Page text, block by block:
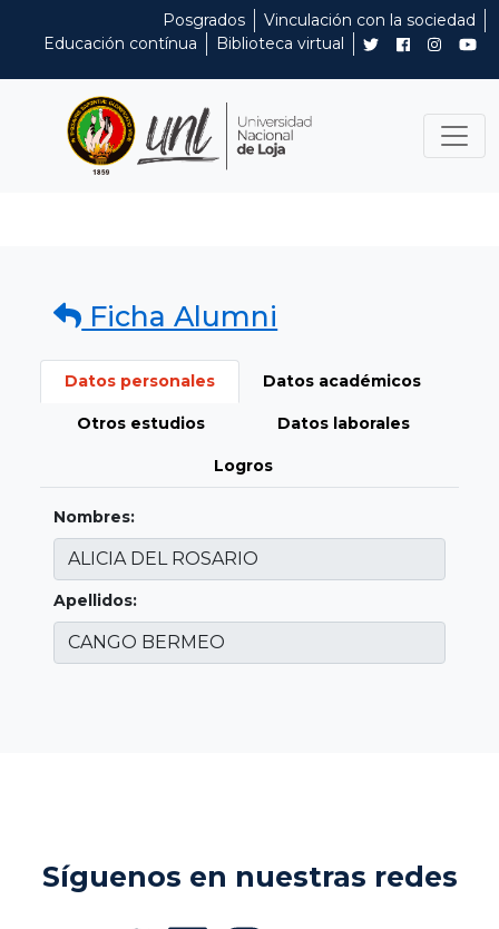
Posgrados
Vinculación con la sociedad
Educación contínua
Biblioteca virtual
Ficha Alumni
Datos personales Datos académicos
Otros estudios Datos laborales
Logros
Nombres:
Apellidos:
Síguenos en nuestras redes